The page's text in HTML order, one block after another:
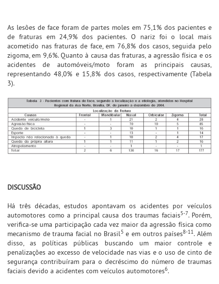
As lesões de face foram de partes moles em 75,1% dos pacientes e
de fraturas em 24,9% dos pacientes. O nariz foi o local mais
acometido nas fraturas de face, em 76,8% dos casos, seguida pelo
zigoma, em 9,6%. Quanto à causa das fraturas, a agressão física e os
acidentes de automóveis/moto foram as principais causas,
representando 48,0% e 15,8% dos casos, respectivamente (Tabela
3).
DISCUSSÃO
Há três décadas, estudos apontavam os acidentes por veículos
automotores como a principal causa dos traumas faciais5-7. Porém,
verifica-se uma participação cada vez maior da agressão física como
mecanismo de trauma facial no Brasil5 e em outros países8-11. Além
disso, as políticas públicas buscando um maior controle e
penalizações ao excesso de velocidade nas vias e o uso de cinto de
segurança contribuíram para o decréscimo do número de traumas
faciais devido a acidentes com veículos automotores6.